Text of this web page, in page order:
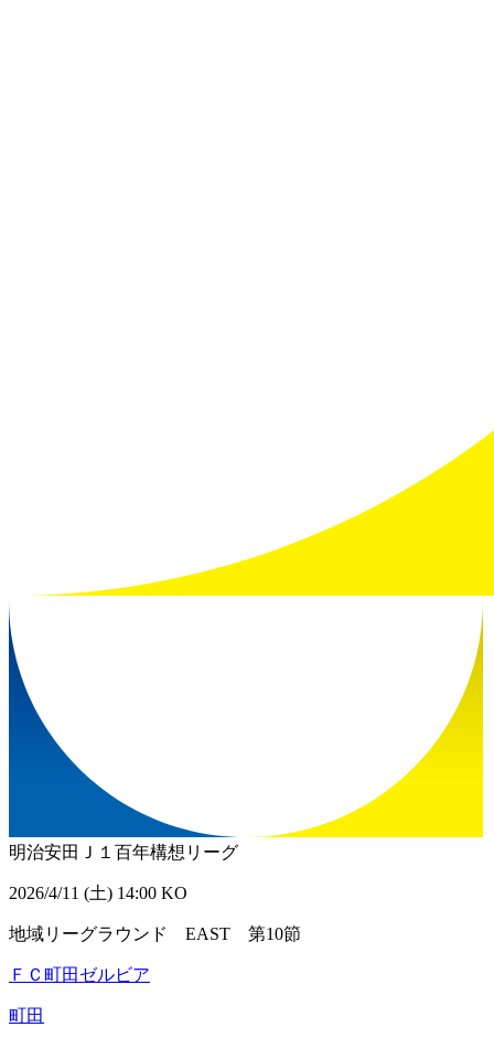
明治安田Ｊ１百年構想リーグ
2026/4/11 (土) 14:00 KO
地域リーグラウンド EAST 第10節
ＦＣ町田ゼルビア
町田